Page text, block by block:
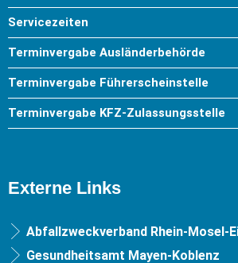
Servicezeiten
Terminvergabe Ausländerbehörde
Terminvergabe Führerscheinstelle
Terminvergabe KFZ-Zulassungsstelle
Externe Links
Abfallzweckverband Rhein-Mosel-
Gesundheitsamt Mayen-Koblenz